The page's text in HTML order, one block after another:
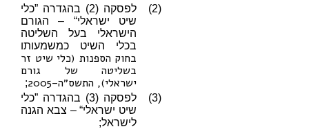
(2)
לפסקה (2) בהגדרה ”כלי
שיט ישראלי“ – הגורם
הישראלי בעל השליטה
בכלי השיט כמשמעותו
בחוק הספנות (כלי שיט זר
בשליטה של גורם
ישראלי), התשס״ה–2005
;
(3)
לפסקה (3) בהגדרה ”כלי
שיט ישראלי“ – צבא הגנה
לישראל;